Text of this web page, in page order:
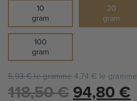
10
gram
20
gram
100
gram
5,93 € le gramme 4,74 € le gramme
118,50€ Le
94,80 €